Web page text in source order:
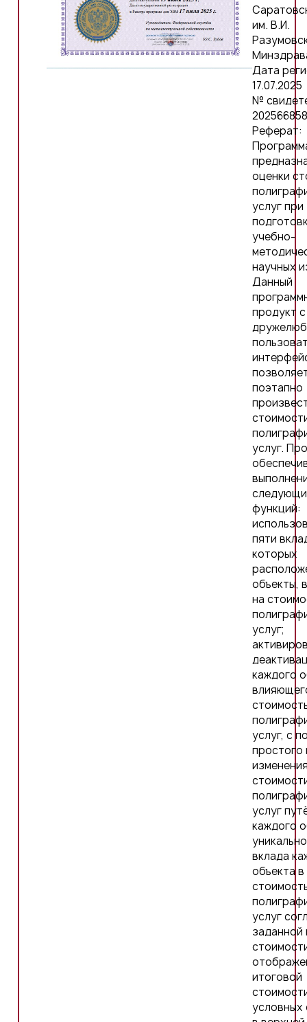
им. В.И.
Дата
17.07.2025
№
Реферат:
оценки
услуг при
учебно-
научных
Данный
продукт с
поэтапно
услуг.
функций:
пяти
которых
объекты,
на
услуг;
каждого
услуг, с
простого
услуг
каждого
вклада
объекта в
услуг
заданной
итоговой
условных